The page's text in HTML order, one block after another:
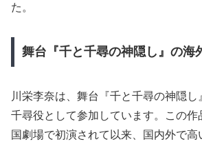
た。
舞台『千と千尋の神隠し』の海
川栄李奈は、舞台『千と千尋の神隠
千尋役として参加しています。この作
国劇場で初演されて以来、国内外で高